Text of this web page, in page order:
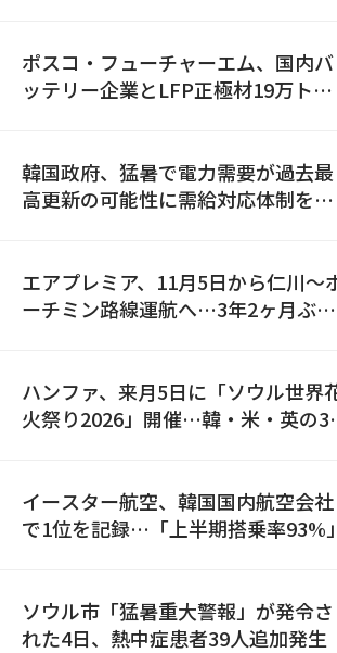
ポスコ・フューチャーエム、国内バ
ッテリー企業とLFP正極材19万トン
韓国政府、猛暑で電力需要が過去最
高更新の可能性に需給対応体制を点
エアプレミア、11月5日から仁川〜
ーチミン路線運航へ…3年2ヶ月ぶり
ハンファ、来月5日に「ソウル世界
火祭り2026」開催…韓・米・英の3
イースター航空、韓国国内航空会社
で1位を記録…「上半期搭乗率93%」
ソウル市「猛暑重大警報」が発令さ
れた4日、熱中症患者39人追加発生